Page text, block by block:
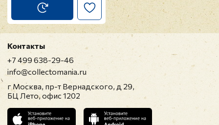
Контакты
+7 499 638-29-46
info@collectomania.ru
г Москва, пр-т Вернадского, д 29,
БЦ Лето, офис 1202